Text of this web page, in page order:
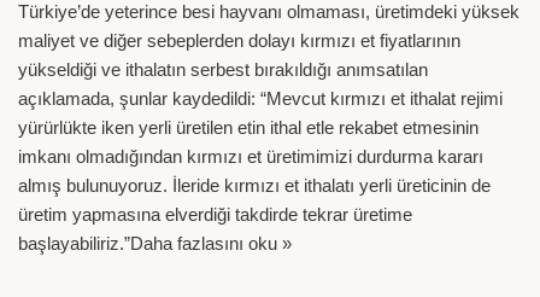
Türkiye’de yeterince besi hayvanı olmaması, üretimdeki yüksek
maliyet ve diğer sebeplerden dolayı kırmızı et fiyatlarının
yükseldiği ve ithalatın serbest bırakıldığı anımsatılan
açıklamada, şunlar kaydedildi: “Mevcut kırmızı et ithalat rejimi
yürürlükte iken yerli üretilen etin ithal etle rekabet etmesinin
imkanı olmadığından kırmızı et üretimimizi durdurma kararı
almış bulunuyoruz. İleride kırmızı et ithalatı yerli üreticinin de
üretim yapmasına elverdiği takdirde tekrar üretime
başlayabiliriz.”Daha fazlasını oku »